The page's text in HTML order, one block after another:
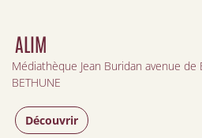
ALIM
Médiathèque Jean Buridan avenue de
BETHUNE
Découvrir